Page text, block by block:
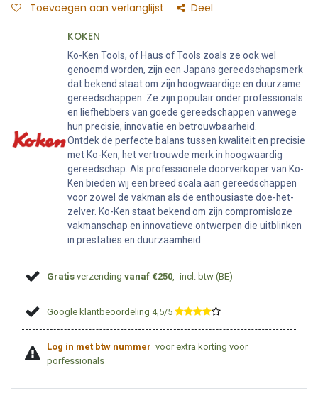
Toevoegen aan verlanglijst Deel
KOKEN
Ko-Ken Tools, of Haus of Tools zoals ze ook wel
genoemd worden, zijn een Japans gereedschapsmerk
dat bekend staat om zijn hoogwaardige en duurzame
gereedschappen. Ze zijn populair onder professionals
en liefhebbers van goede gereedschappen vanwege
hun precisie, innovatie en betrouwbaarheid.
Ontdek de perfecte balans tussen kwaliteit en precisie
met Ko-Ken, het vertrouwde merk in hoogwaardig
gereedschap. Als professionele doorverkoper van Ko-
Ken bieden wij een breed scala aan gereedschappen
voor zowel de vakman als de enthousiaste doe-het-
zelver. Ko-Ken staat bekend om zijn compromisloze
vakmanschap en innovatieve ontwerpen die uitblinken
in prestaties en duurzaamheid.
Gratis verzendingvanaf €250 ,- incl. btw (BE)
Google klantbeoordeling 4,5/5 ​
Log in met btw nummer voor extra korting voor
porfessionals